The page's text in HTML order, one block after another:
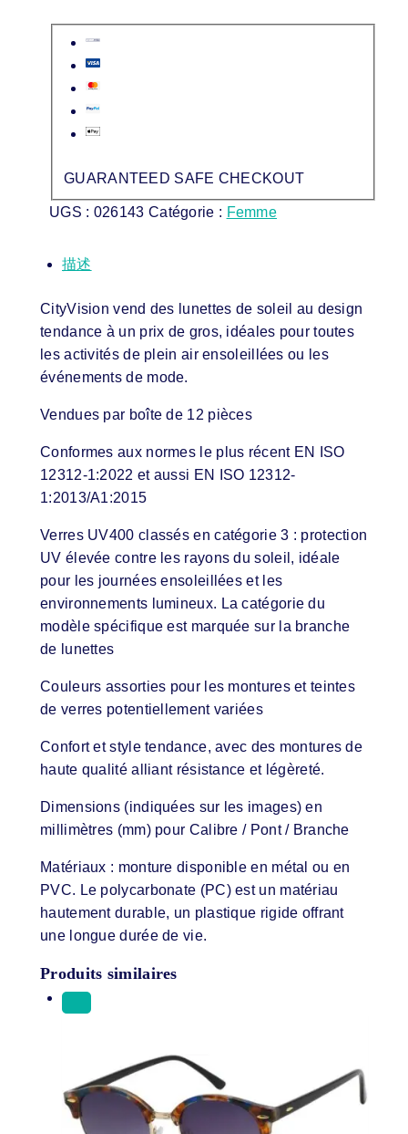
GUARANTEED SAFE CHECKOUT
UGS : 026143 Catégorie : Femme
描述
CityVision vend des lunettes de soleil au design
tendance à un prix de gros, idéales pour toutes
les activités de plein air ensoleillées ou les
événements de mode.
Vendues par boîte de 12 pièces
Conformes aux normes le plus récent EN ISO
12312-1:2022 et aussi EN ISO 12312-
1:2013/A1:2015
Verres UV400 classés en catégorie 3 : protection
UV élevée contre les rayons du soleil, idéale
pour les journées ensoleillées et les
environnements lumineux. La catégorie du
modèle spécifique est marquée sur la branche
de lunettes
Couleurs assorties pour les montures et teintes
de verres potentiellement variées
Confort et style tendance, avec des montures de
haute qualité alliant résistance et légèreté.
Dimensions (indiquées sur les images) en
millimètres (mm) pour Calibre / Pont / Branche
Matériaux : monture disponible en métal ou en
PVC. Le polycarbonate (PC) est un matériau
hautement durable, un plastique rigide offrant
une longue durée de vie.
Produits similaires